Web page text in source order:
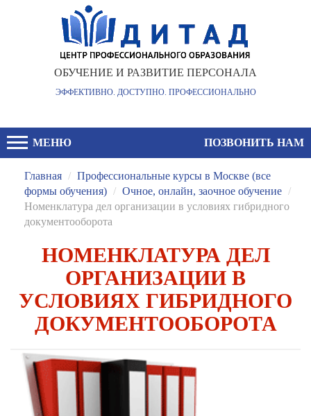
ОБУЧЕНИЕ И РАЗВИТИЕ ПЕРСОНАЛА
ЭФФЕКТИВНО. ДОСТУПНО. ПРОФЕССИОНАЛЬНО
МЕНЮ ПОЗВОНИТЬ НАМ
Главная / Профессиональные курсы в Москве (все
формы обучения) / Очное, онлайн, заочное обучение /
Номенклатура дел организации в условиях гибридного
документооборота
НОМЕНКЛАТУРА ДЕЛ
ОРГАНИЗАЦИИ В
УСЛОВИЯХ ГИБРИДНОГО
ДОКУМЕНТООБОРОТА